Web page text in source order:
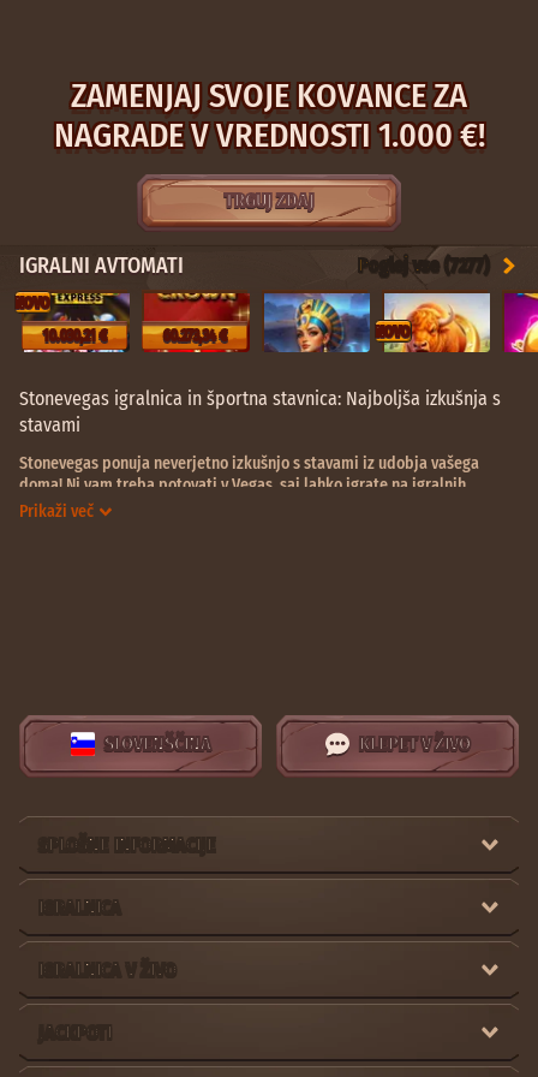
IGRALNI AVTOMATI Poglej vse (7277)
NOVO
10.030,21 €
60.273,34 € NOVO
ZAMENJAJ SVOJE KOVANCE ZA
NAGRADE V VREDNOSTI 1.000 €!
TRGUJ ZDAJ
Stonevegas igralnica in športna stavnica: Najboljša izkušnja s
stavami
Stonevegas ponuja neverjetno izkušnjo s stavami iz udobja vašega
doma! Ni vam treba potovati v Vegas, saj lahko igrate na igralnih
avtomatih in stavite prek spleta od koder koli. Poleg igralnih avtomatov
registrirani član, tukaj zahtevate tedenske igralniške in športne
promocije ter se vzpenjate po našem programu zvestobe, da pridobite
dostop do še več ugodnosti.
izpolnjevanjem izzivov, sodelovanjem na turnirjih in opravljanjem
vplačil zbirajte kovance, ki jih lahko porabite v trgovini.
Registrirajte se na Stonevegas zdaj in naj se zabava začne!
Igralnica Stonevegas – Uživajte v številnih igrah
Igralnica Stonevegas je kot nalašč za igralce, ki iščejo raznolike igre. Na
storitev. In čeprav so lahko obsežne igralniške zbirke nekoliko
preobremenjujoče, smo poskrbeli, da je naša igralnica enostavna za
Prikaži več
SLOVENŠČINA KLEPET V ŽIVO
SPLOŠNE INFORMACIJE
IGRALNICA
IGRALNICA V ŽIVO
JACKPOTI